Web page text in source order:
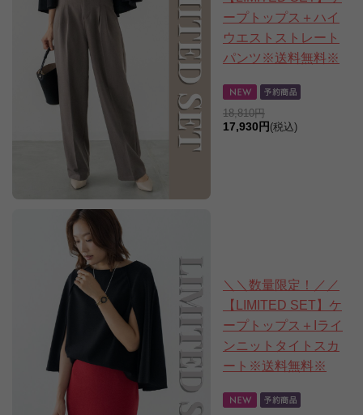
ープトップス＋ハイ
ウエストストレート
パンツ※送料無料※
18,810円
17,930円 (税込)
＼＼数量限定！／／
【LIMITED SET】ケ
ープトップス＋Iライ
ンニットタイトスカ
ート※送料無料※